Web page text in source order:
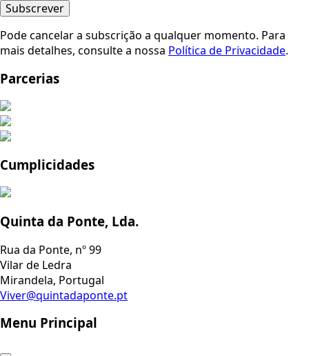
Subscrever
Pode cancelar a subscrição a qualquer momento. Para
mais detalhes, consulte a nossa Política de Privacidade.
Parcerias
Cumplicidades
Quinta da Ponte, Lda.
Rua da Ponte, nº 99
Vilar de Ledra
Mirandela, Portugal
Viver@quintadaponte.pt
Menu Principal